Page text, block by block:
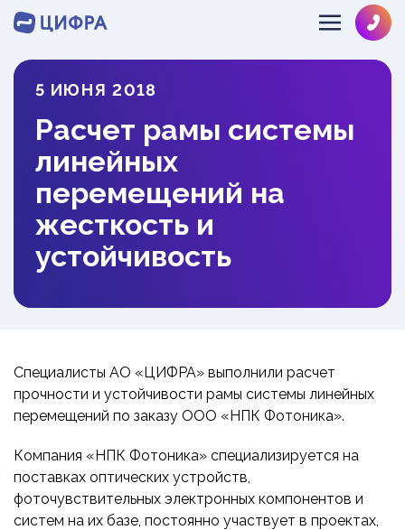
О КОМПАНИИ
КОМАНДА
ОТЗЫВЫ
ГИДРОГАЗОДИНАМИКА
ДИНАМИКА И ПРОЧНОСТЬ
РАЗРАБОТКА ПО
ОТРАСЛИ
МАШИНОСТРОЕНИЕ
СТРОИТЕЛЬСТВО
ПРИБОРОСТРОЕНИЕ
ТРАНСПОРТ
ТУРБОМАШИНЫ
ВЕНТИЛЯЦИЯ И КЛИМАТ
ИНФОЦЕНТР
ВЕБИНАРЫ
ПУБЛИКАЦИИ
SOLVE@MULTIPHYSICS.RU
+78126484286
5 ИЮНЯ 2018
Расчет рамы системы
линейных
перемещений на
жесткость и
устойчивость
Специалисты АО «ЦИФРА» выполнили расчет
прочности и устойчивости рамы системы линейных
перемещений по заказу ООО «НПК Фотоника».
Компания «НПК Фотоника» специализируется на
поставках оптических устройств,
фоточувствительных электронных компонентов и
систем на их базе, постоянно участвует в проектах,